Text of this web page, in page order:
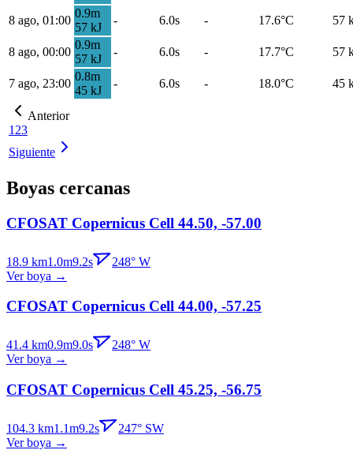
8 ago, 01:00
0.9m
57 kJ
- 6.0s - 17.6°C 57
8 ago, 00:00
0.9m
57 kJ
- 6.0s - 17.7°C 57
7 ago, 23:00
0.8m
45 kJ
- 6.0s - 18.0°C 45
Anterior
1 23
Siguiente
Boyas cercanas
CFOSAT Copernicus Cell 44.50, -57.00
18.9 km1.0m9.2s 248° W
Ver boya →
CFOSAT Copernicus Cell 44.00, -57.25
41.4 km0.9m9.0s 248° W
Ver boya →
CFOSAT Copernicus Cell 45.25, -56.75
104.3 km1.1m9.2s 247° SW
Ver boya →